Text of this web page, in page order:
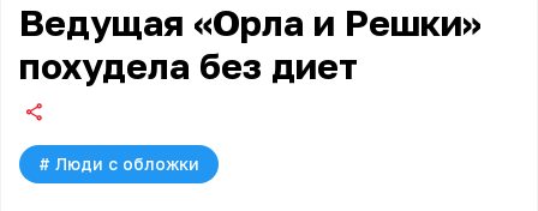
Ведущая «Орла и Решки»
похудела без диет
# Люди с обложки